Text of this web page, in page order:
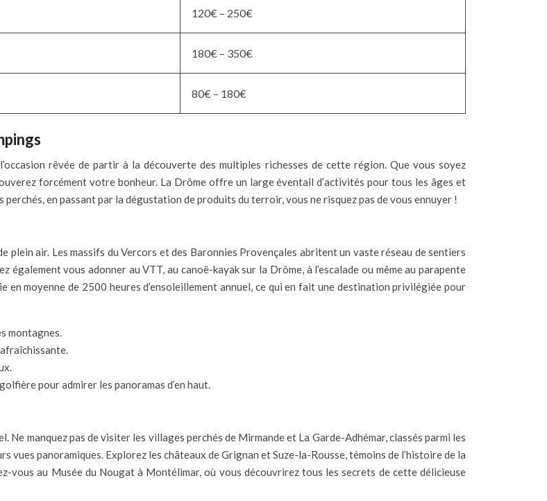
120€ – 250€
180€ – 350€
80€ – 180€
rêvée de partir à la découverte des multiples richesses de cette région. Que vous soyez
forcément votre bonheur. La Drôme offre un large éventail d’activités pour tous les âges et
en passant par la dégustation de produits du terroir, vous ne risquez pas de vous ennuyer !
plein air. Les massifs du Vercors et des Baronnies Provençales abritent un vaste réseau de sentiers
vous adonner au VTT, au canoë-kayak sur la Drôme, à l’escalade ou même au parapente
moyenne de 2500 heures d’ensoleillement annuel, ce qui en fait une destination privilégiée pour
montagnes.
pour admirer les panoramas d’en haut.
manquez pas de visiter les villages perchés de Mirmande et La Garde-Adhémar, classés parmi les
vues panoramiques. Explorez les châteaux de Grignan et Suze-la-Rousse, témoins de l’histoire de la
vous au Musée du Nougat à Montélimar, où vous découvrirez tous les secrets de cette délicieuse